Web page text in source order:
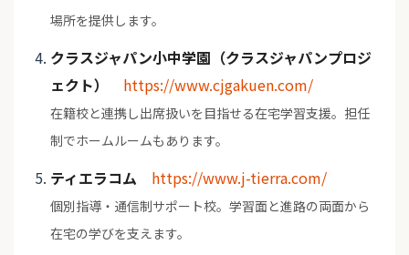
場所を提供します。
クラスジャパン小中学園（クラスジャパンプロジ
ェクト）
https://www.cjgakuen.com/
在籍校と連携し出席扱いを目指せる在宅学習支援。担任
制でホームルームもあります。
ティエラコム https://www.j-tierra.com/
個別指導・通信制サポート校。学習面と進路の両面から
在宅の学びを支えます。